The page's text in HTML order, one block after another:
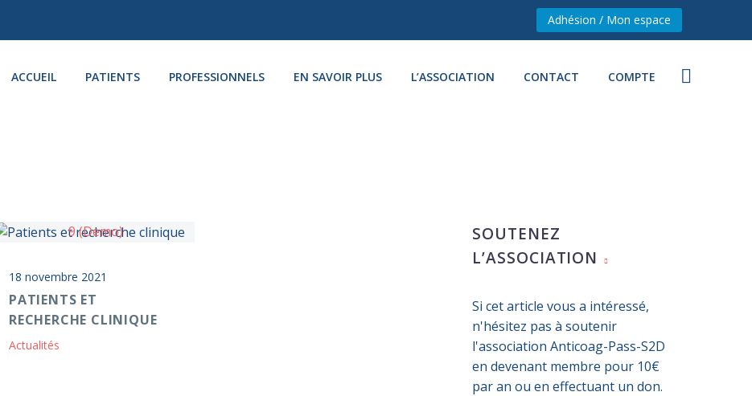
Adhésion / Mon espace
ACCUEIL PATIENTS PROFESSIONNELS EN SAVOIR PLUS L’ASSOCIATION CONTACT COMPTE
18 novembre 2021
PATIENTS ET
RECHERCHE CLINIQUE
Actualités
SOUTENEZ
L’ASSOCIATION
Si cet article vous a intéressé,
n'hésitez pas à soutenir
l'association Anticoag-Pass-S2D
en devenant membre pour 10€
par an ou en effectuant un don.